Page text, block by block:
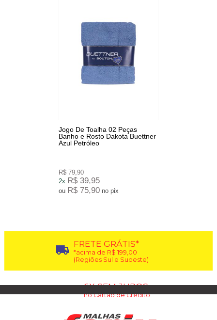
Jogo De Toalha 02 Peças
Banho e Rosto Dakota Buettner
Azul Petróleo
R$ 79,90
2x R$ 39,95
ou R$ 75,90 no pix
FRETE GRÁTIS*
*acima de R$ 199,00
(Regiões Sul e Sudeste)
6X SEM JUROS
no Cartão de Crédito